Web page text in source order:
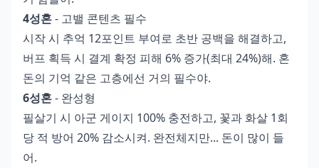
4성혼- 고밸 콘텐츠 필수
시작 시 추억 12포인트 부여로 초반 공백을 해결하고,
버프 획득 시 결계 확정 피해 6% 증가(최대 24%)해. 혼
돈의 기억 같은 고층에선 거의 필수야.
6성혼- 완성형
필살기 시 아군 게이지 100% 충전하고, 꽃과 화살 1회
당 적 방어 20% 감소시켜. 완전체지만... 돈이 많이 들
어.